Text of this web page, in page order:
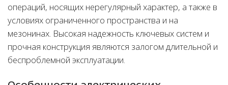
операций, носящих нерегулярный характер, а также в
условиях ограниченного пространства и на
мезонинах. Высокая надежность ключевых систем и
прочная конструкция являются залогом длительной и
беспроблемной эксплуатации.